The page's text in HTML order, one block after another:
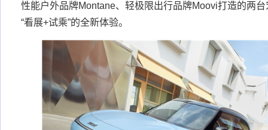
性能户外品牌Montane、轻极限出行品牌Moovi打造的两
“看展+试乘”的全新体验。